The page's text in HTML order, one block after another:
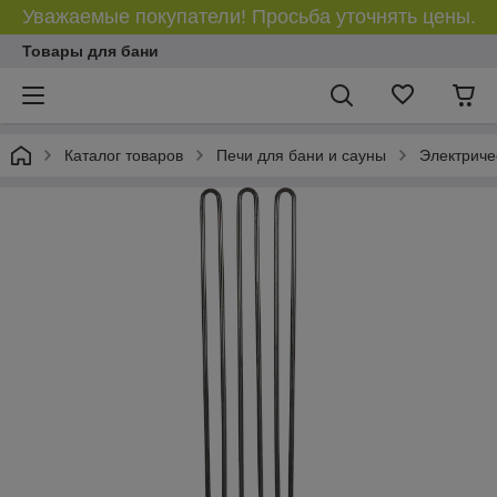
Уважаемые покупатели! Просьба уточнять цены.
Товары для бани
Каталог товаров Печи для бани и сауны